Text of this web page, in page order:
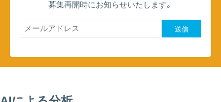
募集再開時にお知らせいたします。
送信